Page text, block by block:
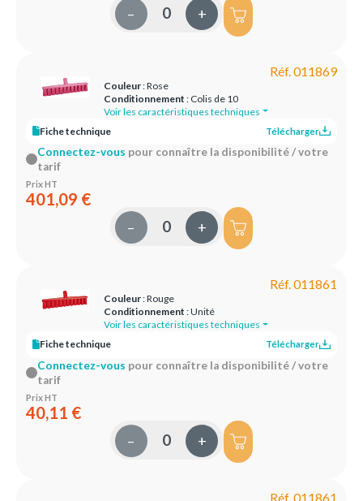
– +
Réf. 011869
Couleur: Rose
Conditionnement : Colis de 10
Voir les caractéristiques techniques
Fiche technique
Télécharger
Connectez-vous pour connaître la disponibilité / votre
tarif
Prix HT
401,09 €
– +
Réf. 011861
Couleur: Rouge
Conditionnement : Unité
Voir les caractéristiques techniques
Fiche technique
Télécharger
Connectez-vous pour connaître la disponibilité / votre
tarif
Prix HT
40,11 €
– +
Réf. 011861